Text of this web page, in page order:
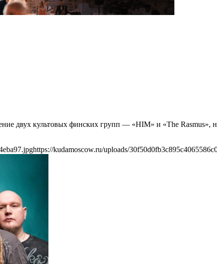
двух культовых финских групп — «HIM» и «The
https://kudamoscow.ru/uploads/